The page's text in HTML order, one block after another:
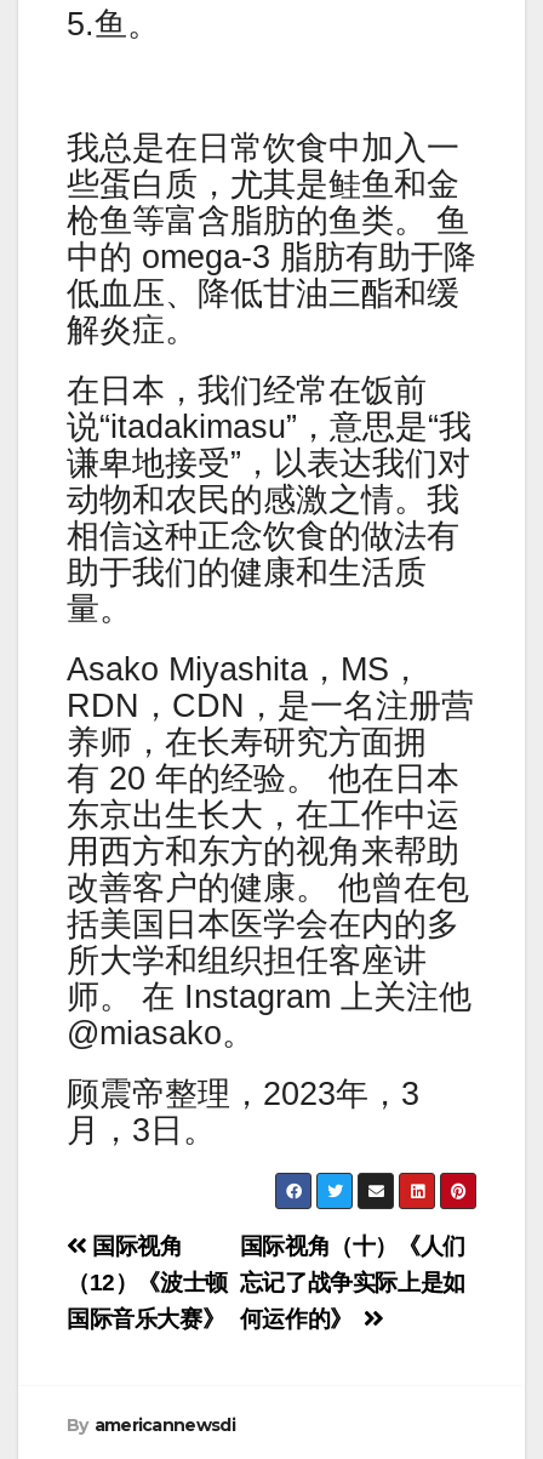
5.鱼。
我总是在日常饮食中加入一
些蛋白质，尤其是鲑鱼和金
枪鱼等富含脂肪的鱼类。 鱼
中的 omega-3 脂肪有助于降
低血压、降低甘油三酯和缓
解炎症。
在日本，我们经常在饭前
说“itadakimasu”，意思是“我
谦卑地接受”，以表达我们对
动物和农民的感激之情。我
相信这种正念饮食的做法有
助于我们的健康和生活质
量。
Asako Miyashita，MS，
RDN，CDN，是一名注册营
养师，在长寿研究方面拥
有 20 年的经验。 他在日本
东京出生长大，在工作中运
用西方和东方的视角来帮助
改善客户的健康。 他曾在包
括美国日本医学会在内的多
所大学和组织担任客座讲
师。 在 Instagram 上关注他
@miasako。
顾震帝整理，2023年，3
月，3日。
Post
navigation
国际视角（十）《人们
忘记了战争实际上是如
何运作的》
国际视角
（12）《波士顿
国际音乐大赛》
By americannewsdi